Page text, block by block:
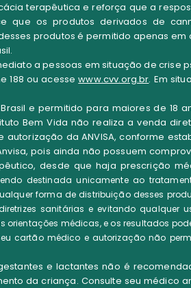
terapêutica e reforça que a
que osprodutos derivados de
produtos é permitido apenas
.
a pessoas em situação de crise
188 ou acessewww.cvv.org.br. Em
e permitido para maiores de 18
Bem Vida não realiza a venda
da ANVISA, conforme
pois ainda não possuem
desde que haja prescrição
destinada unicamente ao
forma de distribuição desses
sanitárias e evitando qualquer
médicas, e os resultados
cartão médico e autorização não
e lactantes não é
da criança. Consulte seu médico